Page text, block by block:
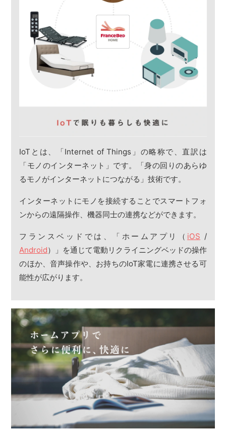
IoTとは、「Internet of Things」の略称で、直訳は
「モノのインターネット」です。「身の回りのあらゆ
るモノがインターネットにつながる」技術です。
インターネットにモノを接続することでスマートフォ
ンからの遠隔操作、機器同士の連携などができます。
フランスベッドでは、「ホームアプリ（ iOS /
Android）」を通じて電動リクライニングベッドの操作
のほか、音声操作や、お持ちのIoT家電に連携させる可
能性が広がります。